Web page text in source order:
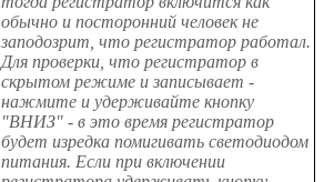
обычно и посторонний человек не
заподозрит, что регистратор работал.
Для проверки, что регистратор в
скрытом режиме и записывает -
нажмите и удерживайте кнопку
"ВНИЗ" - в это время регистратор
будет изредка помигивать светодиодом
питания. Если при включении